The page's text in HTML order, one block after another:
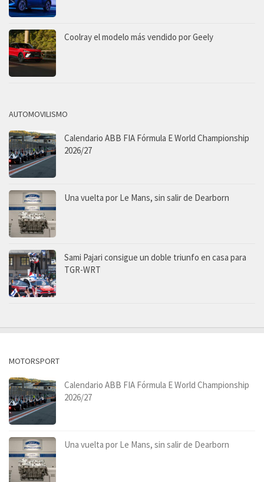
Coolray el modelo más vendido por Geely
AUTOMOVILISMO
Calendario ABB FIA Fórmula E World Championship
2026/27
Una vuelta por Le Mans, sin salir de Dearborn
Sami Pajari consigue un doble triunfo en casa para
TGR-WRT
MOTORSPORT
Calendario ABB FIA Fórmula E World Championship
2026/27
Una vuelta por Le Mans, sin salir de Dearborn